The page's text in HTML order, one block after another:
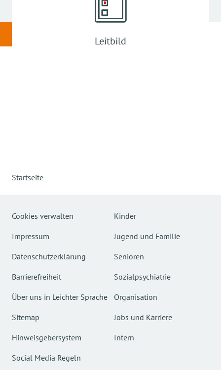
Leitbild
Startseite
Cookies verwalten
Impressum
Datenschutzerklärung
Barrierefreiheit
Über uns in Leichter Sprache
Sitemap
Hinweisgebersystem
Social Media Regeln
Kinder
Jugend und Familie
Senioren
Sozialpsychiatrie
Organisation
Jobs und Karriere
Intern